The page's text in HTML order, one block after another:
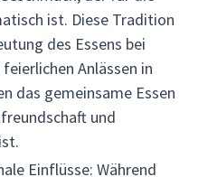
ist. Diese Tradition
des Essens bei
Anlässen in
das gemeinsame Essen
und
Einflüsse: Während